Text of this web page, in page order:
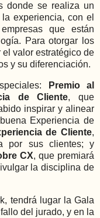
donde se realiza un
experiencia, con el
que están
Para otorgar los
valor estratégico de
y su diferenciación.
Premio al
de Cliente, que
inspirar y alinear
Experiencia de
de Cliente,
por sus clientes; y
CX, que premiará
la disciplina de
tendrá lugar la Gala
del jurado, y en la